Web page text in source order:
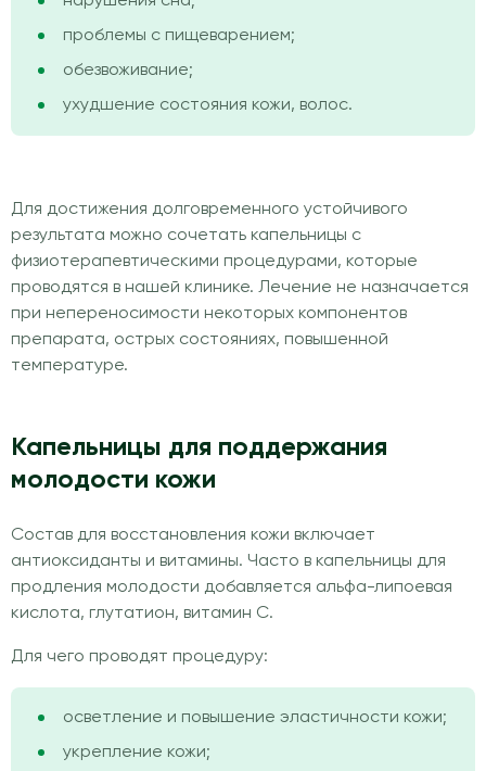
проблемы с пищеварением;
обезвоживание;
ухудшение состояния кожи, волос.
Для достижения долговременного устойчивого
результата можно сочетать капельницы с
физиотерапевтическими процедурами, которые
проводятся в нашей клинике. Лечение не назначается
при непереносимости некоторых компонентов
препарата, острых состояниях, повышенной
температуре.
Капельницы для поддержания
молодости кожи
Состав для восстановления кожи включает
антиоксиданты и витамины. Часто в капельницы для
продления молодости добавляется альфа-липоевая
кислота, глутатион, витамин С.
Для чего проводят процедуру:
осветление и повышение эластичности кожи;
укрепление кожи;